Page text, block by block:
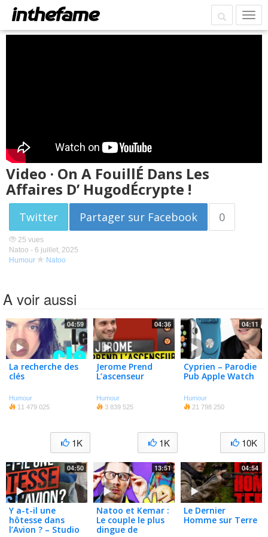
Video · On A FouillÉ Dans Les
Affaires D’ HugodÉcrypte !
Twitter Partager sur Facebook 0
25 vues
Natoo - 6 juillet, 2025
Humour
Natoo
A voir aussi
04:59
La recherche des
clés
Humour
11 479 025
1K
04:36
Jerome Prend
L’ascenseur
Humour
3 839 525
1K
04:11
Cyprien – Parodie
Pub Apple Watch
Humour
21 798 250
10K
04:50
Y a-t-il une
hôtesse dans
l’Avion ? – Studio
13:51
Natoo et Kemar :
Le couple le plus
dingue de
04:54
Le Dernier
Homme sur Terre